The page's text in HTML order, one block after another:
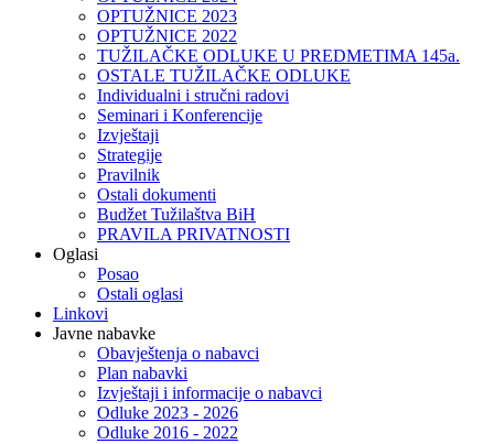
OPTUŽNICE 2023
OPTUŽNICE 2022
TUŽILAČKE ODLUKE U PREDMETIMA 145a.
OSTALE TUŽILAČKE ODLUKE
Individualni i stručni radovi
Seminari i Konferencije
Izvještaji
Strategije
Pravilnik
Ostali dokumenti
Budžet Tužilaštva BiH
PRAVILA PRIVATNOSTI
Oglasi
Posao
Ostali oglasi
Linkovi
Javne nabavke
Obavještenja o nabavci
Plan nabavki
Izvještaji i informacije o nabavci
Odluke 2023 - 2026
Odluke 2016 - 2022